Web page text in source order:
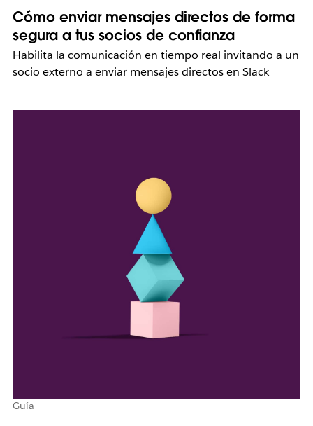
Cómo enviar mensajes directos de forma
segura a tus socios de confianza
Habilita la comunicación en tiempo real invitando a un
socio externo a enviar mensajes directos en Slack
Guía